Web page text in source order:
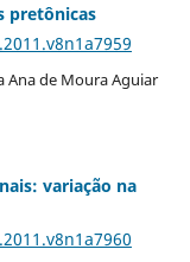
pretônicas
Ana de Moura Aguiar
variação na